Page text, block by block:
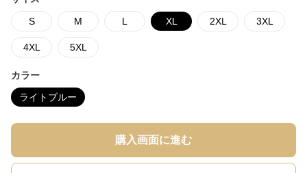
S M L XL 2XL 3XL
4XL 5XL
カラー
ライトブルー
購入画面に進む